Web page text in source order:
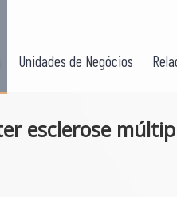
Unidades de Negócios
esclerose